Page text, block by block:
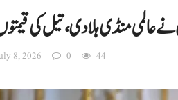
منڈی ہلا دی، تیل کی
8, 2026 0 44